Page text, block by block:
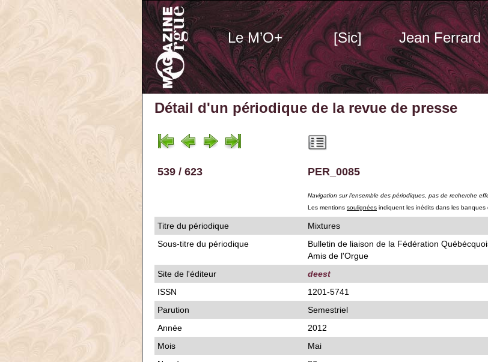
Le M’O+ [Sic] Jean Ferrard
Détail d'un périodique de la revue de presse
539 / 623 PER_0085
Navigation sur l'ensemble des périodiques, pas de recherche
Les mentions soulignées indiquent les inédits dans les banques
Titre du périodique
Mixtures
Sous-titre du périodique
Bulletin de liaison de la Fédération
Amis de l'Orgue
Site de l'éditeur
deest
ISSN
1201-5741
Parution
Semestriel
Année
2012
Mois
Mai